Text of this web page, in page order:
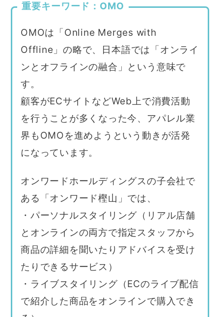
重要キーワード：OMO
OMOは「Online Merges with
Offline」の略で、日本語では「オンライ
ンとオフラインの融合」という意味で
す。
顧客がECサイトなどWeb上で消費活動
を行うことが多くなった今、アパレル業
界もOMOを進めようという動きが活発
になっています。
オンワードホールディングスの子会社で
ある「オンワード樫山」では、
・パーソナルスタイリング（リアル店舗
とオンラインの両方で指定スタッフから
商品の詳細を聞いたりアドバイスを受け
たりできるサービス）
・ライブスタイリング（ECのライブ配信
で紹介した商品をオンラインで購入でき